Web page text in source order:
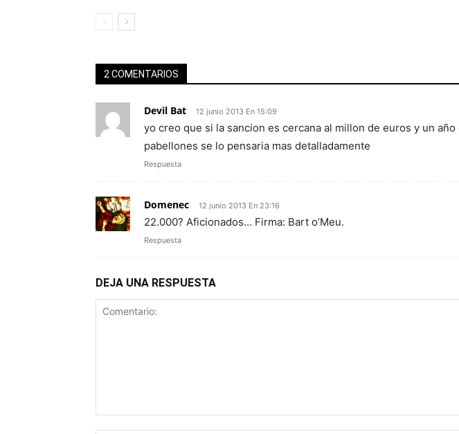
2 COMENTARIOS
Devil Bat 12 junio 2013 En 15:09
yo creo que si la sancion es cercana al millon de euros y un
pabellones se lo pensaria mas detalladamente
Respuesta
Domenec 12 junio 2013 En 23:16
22.000? Aficionados… Firma: Bart o’Meu.
Respuesta
DEJA UNA RESPUESTA